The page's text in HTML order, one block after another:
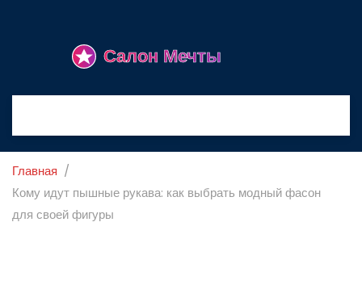
Главная
Кому идут пышные рукава: как выбрать модный фасон
для своей фигуры